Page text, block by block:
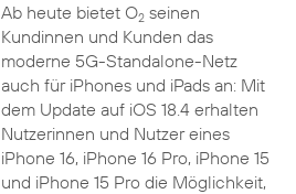
Ab heute bietet O2seinen
Kundinnen und Kunden das
moderne 5G-Standalone-Netz
auch für iPhones und iPads an: Mit
dem Update auf iOS 18.4 erhalten
Nutzerinnen und Nutzer eines
iPhone 16, iPhone 16 Pro, iPhone 15
und iPhone 15 Pro die Möglichkeit,